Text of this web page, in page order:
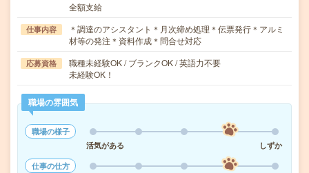
全額支給
仕事内容
＊調達のアシスタント＊月次締め処理＊伝票発行＊アルミ
材等の発注＊資料作成＊問合せ対応
応募資格
職種未経験OK / ブランクOK / 英語力不要
未経験OK！
職場の雰囲気
職場の様子
活気がある
しずか
仕事の仕方